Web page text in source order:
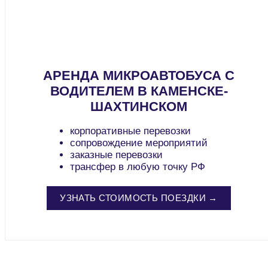
АРЕНДА МИКРОАВТОБУСА С
ВОДИТЕЛЕМ В КАМЕНСКЕ-
ШАХТИНСКОМ
корпоративные перевозки
сопровождение мероприятий
заказные перевозки
трансфер в любую точку РФ
УЗНАТЬ СТОИМОСТЬ ПОЕЗДКИ →